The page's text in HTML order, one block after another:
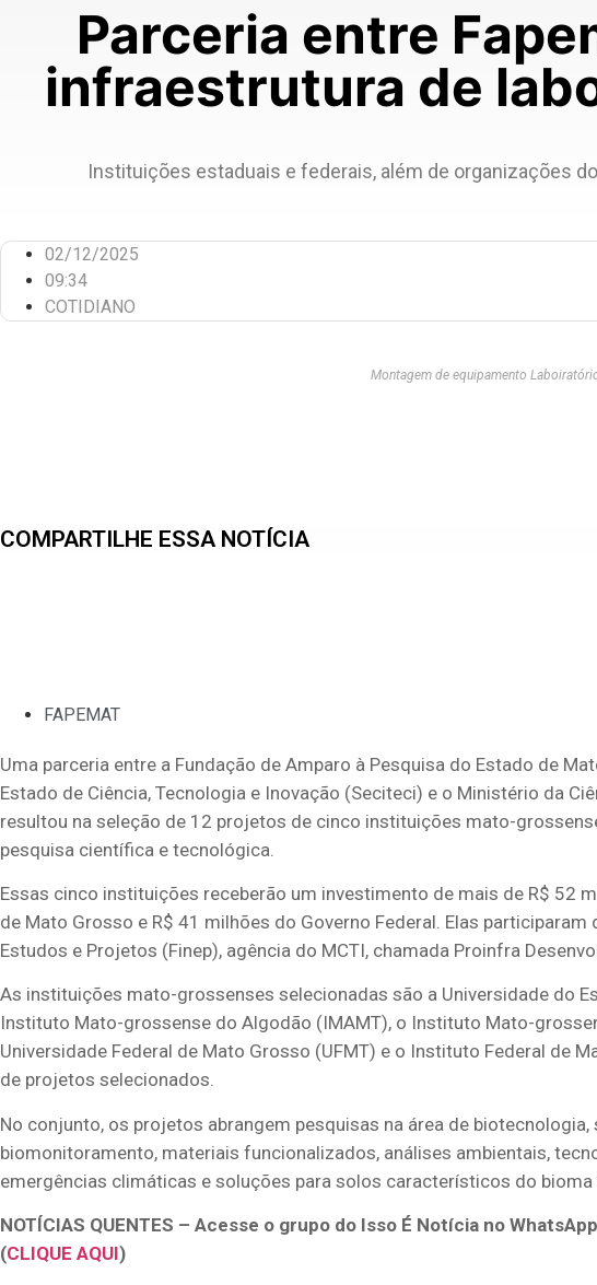
Parceria entre
infraestrutura de
Instituições estaduais e federais, além de organizações
02/12/2025
09:34
COTIDIANO
Montagem de equipamento
COMPARTILHE ESSA NOTÍCIA
FAPEMAT
Uma parceria entre a Fundação de Amparo à Pesquisa do Estado de
Estado de Ciência, Tecnologia e Inovação (Seciteci) e o Ministério da
resultou na seleção de 12 projetos de cinco instituições mato-
pesquisa científica e tecnológica.
Essas cinco instituições receberão um investimento de mais de R$ 52
de Mato Grosso e R$ 41 milhões do Governo Federal. Elas
Estudos e Projetos (Finep), agência do MCTI, chamada Proinfra
As instituições mato-grossenses selecionadas são a Universidade do
Instituto Mato-grossense do Algodão (IMAMT), o Instituto Mato-
Universidade Federal de Mato Grosso (UFMT) e o Instituto Federal de
de projetos selecionados.
No conjunto, os projetos abrangem pesquisas na área de
biomonitoramento, materiais funcionalizados, análises ambientais,
emergências climáticas e soluções para solos característicos do bioma
NOTÍCIAS QUENTES – Acesse o grupo do Isso É Notícia no
(CLIQUE AQUI)